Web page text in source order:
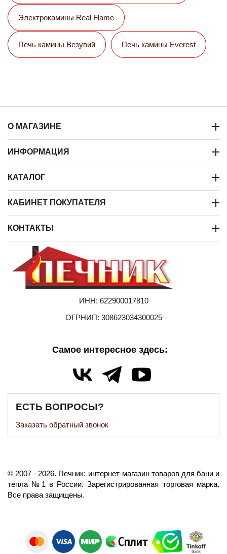
Электрокамины Real Flame
Печь камины Везувий Печь камины Everest
О МАГАЗИНЕ
ИНФОРМАЦИЯ
КАТАЛОГ
КАБИНЕТ ПОКУПАТЕЛЯ
КОНТАКТЫ
ИНН: 622900017810
ОГРНИП: 308623034300025
Самое интересное здесь:
ЕСТЬ ВОПРОСЫ?
Заказать обратный звонок
©️ 2007 - 2026. Печник: интернет-магазин товаров для бани и
тепла №1 в России. Зарегистрированная торговая марка.
Все права защищены.